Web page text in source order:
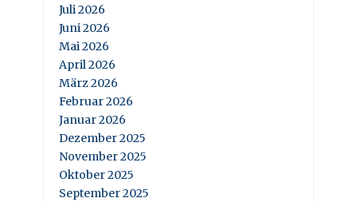
Juli 2026
Juni 2026
Mai 2026
April 2026
März 2026
Februar 2026
Januar 2026
Dezember 2025
November 2025
Oktober 2025
September 2025